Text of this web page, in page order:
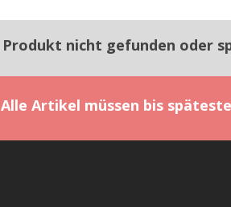
Produkt nicht gefunden oder
Alle Artikel müssen bis